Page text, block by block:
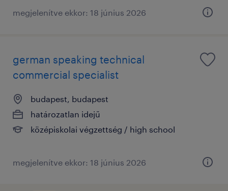
megjelenítve ekkor: 18 június 2026
german speaking technical
commercial specialist
budapest, budapest
határozatlan idejű
középiskolai végzettség / high school
megjelenítve ekkor: 18 június 2026